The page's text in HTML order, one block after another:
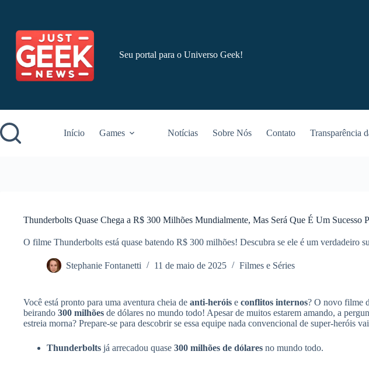
conteúdo
Seu portal para o Universo Geek!
Início Games Notícias Sobre Nós Contato Transparência
Thunderbolts Quase Chega a R$ 300 Milhões Mundialmente, Mas Será Que É Um Sucesso
O filme Thunderbolts está quase batendo R$ 300 milhões! Descubra se ele é um verdadeiro
Stephanie Fontanetti 11 de maio de 2025 Filmes e Séries
Você está pronto para uma aventura cheia de anti-heróis e conflitos internos? O novo filme
beirando 300 milhões de dólares no mundo todo! Apesar de muitos estarem amando, a
estreia morna? Prepare-se para descobrir se essa equipe nada convencional de super-heróis
Thunderbolts já arrecadou quase 300 milhões de dólares no mundo todo.